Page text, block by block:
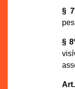
§
§